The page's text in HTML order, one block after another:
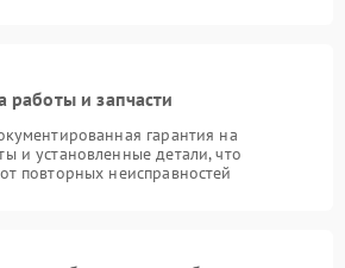
работы и запчасти
гарантия на
и установленные детали, что
повторных неисправностей